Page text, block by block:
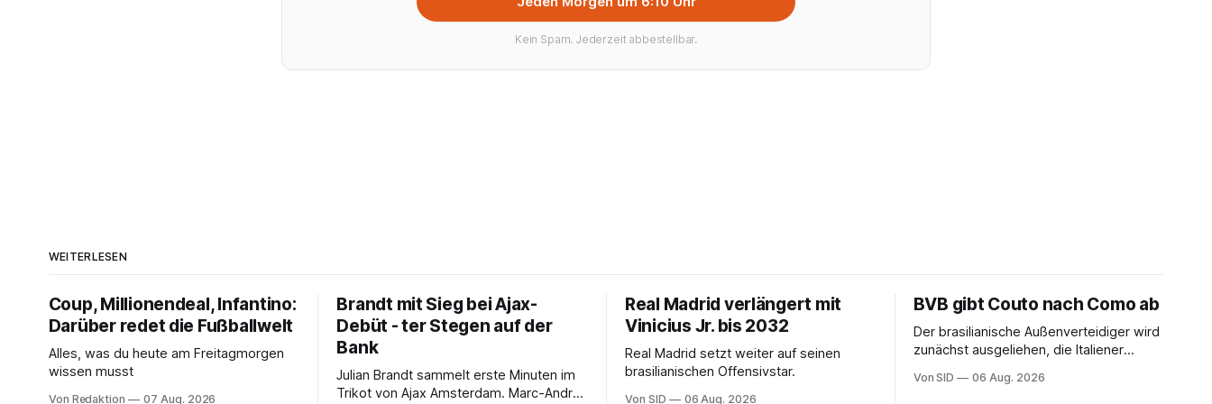
Kein Spam. Jederzeit abbestellbar.
WEITERLESEN
Coup, Millionendeal, Infantino:
Darüber redet die Fußballwelt
Alles, was du heute am Freitagmorgen
wissen musst
Von Redaktion 07 Aug. 2026
Brandt mit Sieg bei Ajax-
Debüt - ter Stegen auf der
Bank
Julian Brandt sammelt erste Minuten im
Trikot von Ajax Amsterdam. Marc-André
Real Madrid verlängert mit
Vinicius Jr. bis 2032
Real Madrid setzt weiter auf seinen
brasilianischen Offensivstar.
Von SID 06 Aug. 2026
BVB gibt Couto nach Como ab
Der brasilianische Außenverteidiger wird
zunächst ausgeliehen, die Italiener
Von SID 06 Aug. 2026